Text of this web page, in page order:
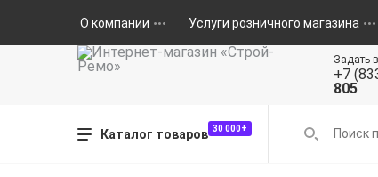
О компании Услуги розничного магазина
Задать
+7
805
Каталог товаров 30 000+